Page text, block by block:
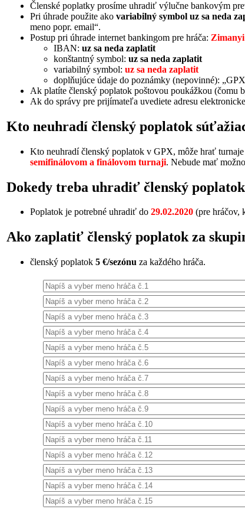
Členské poplatky prosíme uhradiť výlučne bankovým
Pri úhrade použite ako variabilný symbol uz sa neda
meno popr. email“.
Postup pri úhrade internet bankingom pre hráča:
IBAN: uz sa neda zaplatit
konštantný symbol: uz sa neda zaplatit
variabilný symbol: uz sa neda zaplatit
doplňujúce údaje do poznámky (nepovinné):
Ak platíte členský poplatok poštovou poukážkou (čomu
Ak do správy pre prijímateľa uvediete adresu
Kto neuhradí členský poplatok
Kto neuhradí členský poplatok v GPX, môže hrať
semifinálovom a finálovom turnaji. Nebude mať
Dokedy treba uhradiť členský
Poplatok je potrebné uhradiť do 29.02.2020 (pre hráčov,
Ako zaplatiť členský poplatok za
členský poplatok 5 €/sezónu za každého hráča.